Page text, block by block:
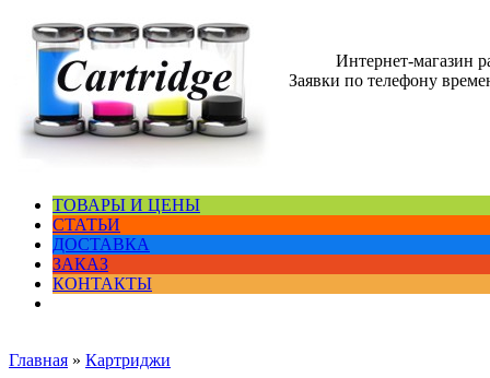
Интернет-магазин
Заявки по телефону
ТОВАРЫ И ЦЕНЫ
СТАТЬИ
ДОСТАВКА
ЗАКАЗ
КОНТАКТЫ
Главная » Картриджи